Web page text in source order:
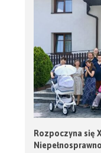
Rozpoczyna się